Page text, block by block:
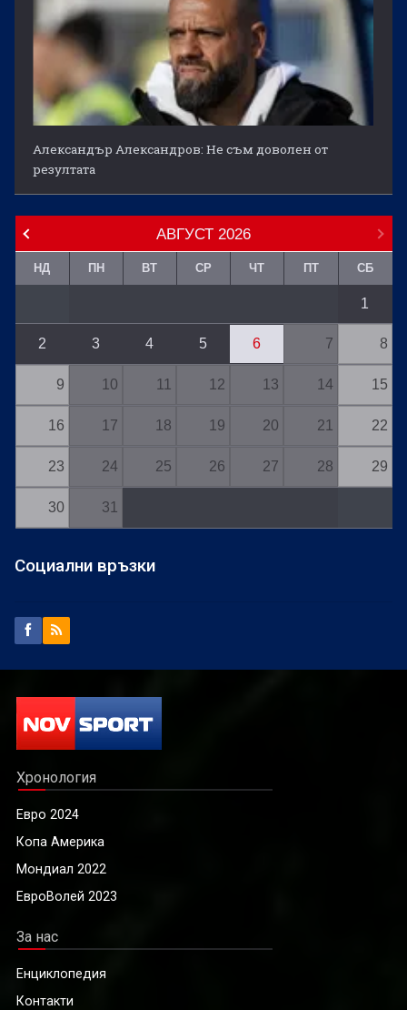
Александър Александров: Не съм доволен от
резултата
АВГУСТ 2026
НД ПН ВТ СР ЧТ ПТ СБ
1
2 3 4 5 6 7 8
9 10 11 12 13 14 15
16 17 18 19 20 21 22
23 24 25 26 27 28 29
30 31
Социални връзки
Хронология
Евро 2024
Копа Америка
Мондиал 2022
ЕвроВолей 2023
За нас
Енциклопедия
Контакти